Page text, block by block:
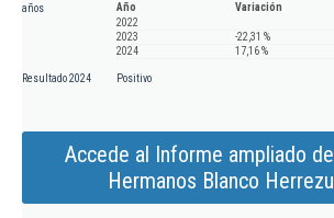
años
Año
Variación
2022
2023
-22,31 %
2024
17,16 %
Resultado 2024 Positivo
Accede al Informe ampliado
Hermanos Blanco